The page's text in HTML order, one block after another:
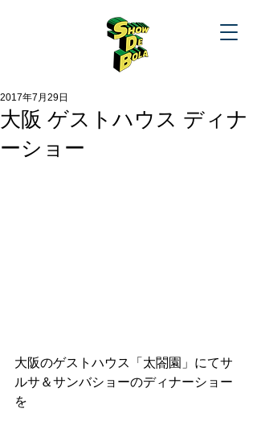
大阪 ゲストハウス ディナ
ーショー
2017年7月29日
大阪のゲストハウス「太閤園」にてサ
ルサ＆サンバショーのディナーショー
を